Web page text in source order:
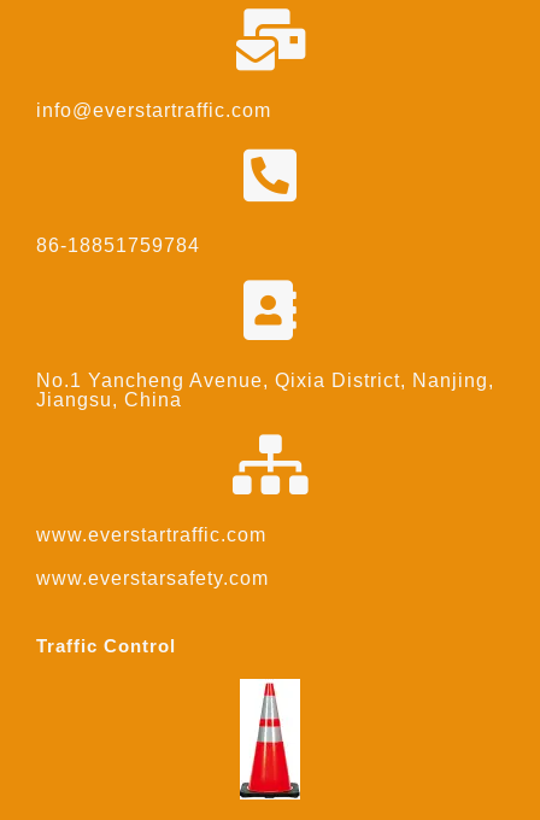
info@everstartraffic.com
86-18851759784
No.1 Yancheng Avenue, Qixia District, Nanjing,
Jiangsu, China
www.everstartraffic.com
www.everstarsafety.com
Traffic Control